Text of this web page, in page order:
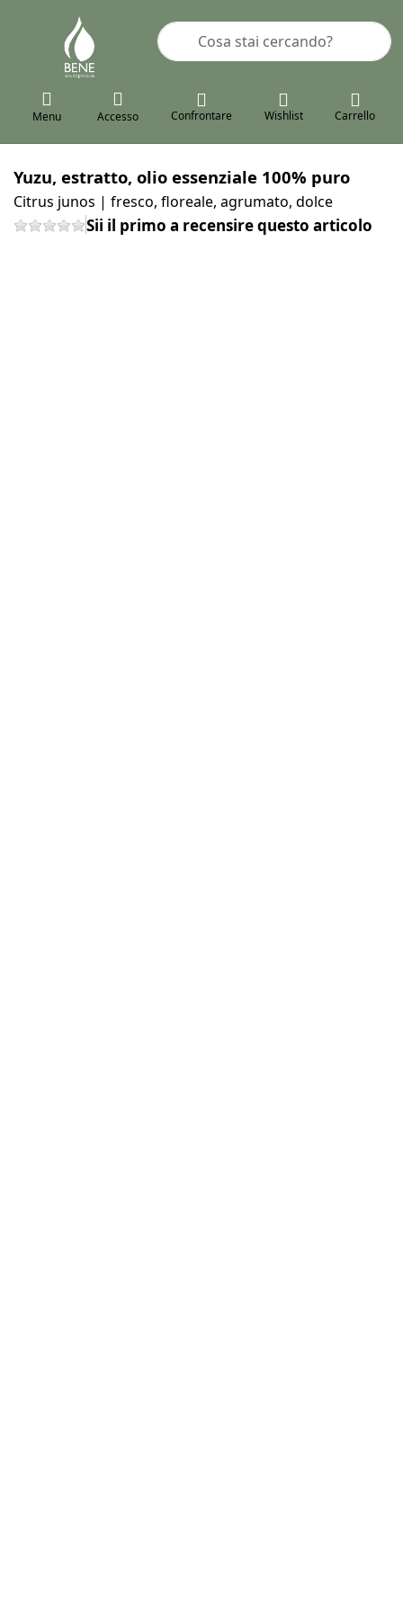
Inserire un termine di ricerca. I
Menu Accesso Confrontare Wishlist Carrello
Yuzu, estratto, olio essenziale 100% puro
Citrus junos | fresco, floreale, agrumato, dolce
Sii il primo a recensire questo articolo